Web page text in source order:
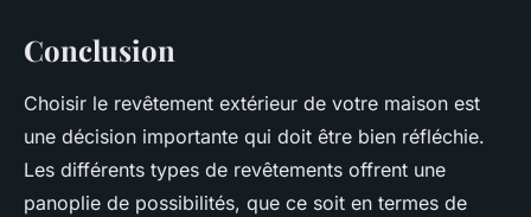
Conclusion
Choisir le revêtement extérieur de votre maison est
une décision importante qui doit être bien réfléchie.
Les différents types de revêtements offrent une
panoplie de possibilités, que ce soit en termes de